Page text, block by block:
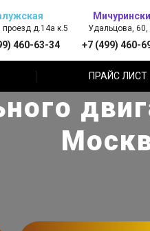
д.14а к.5
460-63-34
Удальцова, 60,
+7 (499) 460-
ПРАЙС ЛИСТ